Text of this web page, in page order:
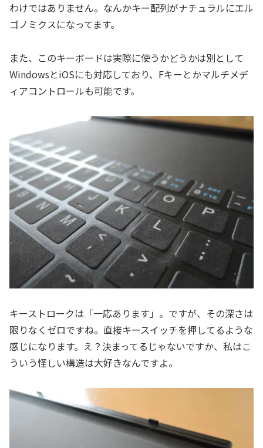
わけではありません。なんかキー配列がナチュラルにエル
ゴノミクスになってます。
また、このキーボードは実際に使うかどうかは別として
WindowsとiOSにも対応しており、Fキーとかマルチメデ
ィアコントロールも可能です。
キーストロークは「一応あります」。ですが、その深さは
限りなくゼロですね。直接キースイッチを押してるような
感じになります。え？決まってるじゃないですか、私はこ
ういう怪しい構造は大好きなんですよ。